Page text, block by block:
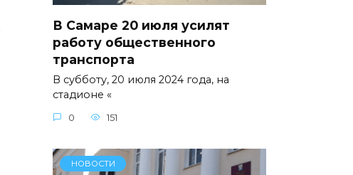
В Самаре 20 июля усилят
работу общественного
транспорта
В субботу, 20 июля 2024 года, на
стадионе «
0 151
НОВОСТИ